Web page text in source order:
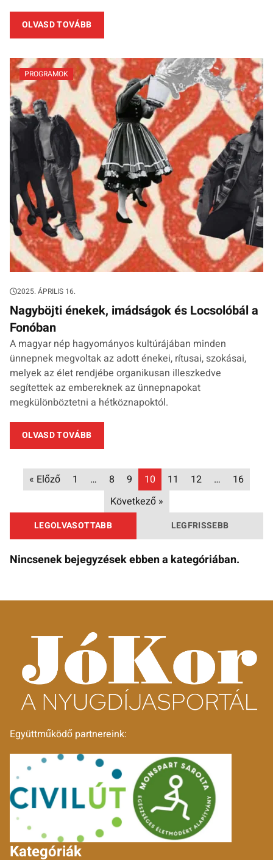
OLVASD TOVÁBB
PROGRAMOK
2025. ÁPRILIS 16.
Nagyböjti énekek, imádságok és Locsolóbál a
Fonóban
A magyar nép hagyományos kultúrájában minden
ünnepnek megvoltak az adott énekei, rítusai, szokásai,
melyek az élet rendjébe organikusan illeszkedve
segítettek az embereknek az ünnepnapokat
megkülönböztetni a hétköznapoktól.
OLVASD TOVÁBB
« Előző 1 … 8 9 10 11 12 …
16
Következő »
LEGOLVASOTTABB LEGFRISSEBB
Nincsenek bejegyzések ebben a kategóriában.
Együttműködő partnereink:
Kategóriák